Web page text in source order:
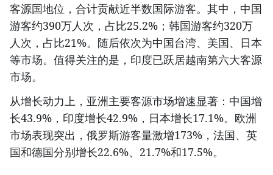
客源国地位，合计贡献近半数国际游客。其中，中国
游客约390万人次，占比25.2%；韩国游客约320万
人次，占比21%。随后依次为中国台湾、美国、日本
等市场。值得关注的是，印度已跃居越南第六大客源
市场。
从增长动力上，亚洲主要客源市场增速显著：中国增
长43.9%，印度增长42.9%，日本增长17.1%。欧洲
市场表现突出，俄罗斯游客量激增173%，法国、英
国和德国分别增长22.6%、21.7%和17.5%。